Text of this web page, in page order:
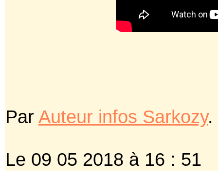
Par Auteur infos Sarkozy.
Le 09 05 2018 à 16 : 51